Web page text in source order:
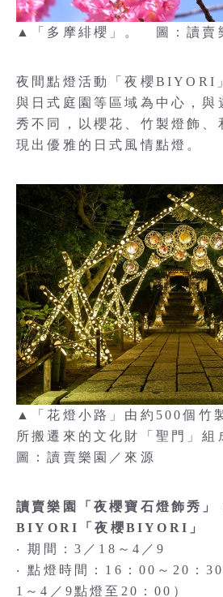
▲「多摩緋櫻」。 圖：讀賣
夜間點燈活動「夜櫻BIYORI
與日式庭園等區域為中心，與
秀不同，以櫻花、竹製燈飾、
現出優雅的日式風情點燈。
▲「花燈小路」由約500個竹
所搬遷來的文化財「聖門」
圖：讀賣樂園／來源
讀賣樂園「夜櫻寶石燈飾秀
BIYORI「夜櫻BIYORI」
‧ 期間：3／18～4／9
‧ 點燈時間：16：00～20：
1～4／9點燈至20：00）